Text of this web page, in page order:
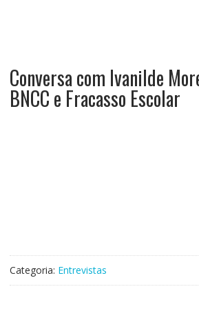
Conversa com Ivanilde
BNCC e Fracasso Escolar
Categoria: Entrevistas